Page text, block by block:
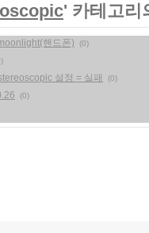
' 카테고리
핸드폰) (0)
설정 = 실패 (0)
(0)